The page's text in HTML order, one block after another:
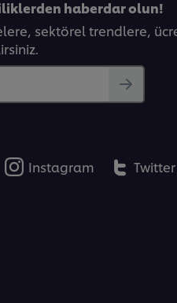
haberdar olun!
sektörel trendlere,
Instagram Twitter